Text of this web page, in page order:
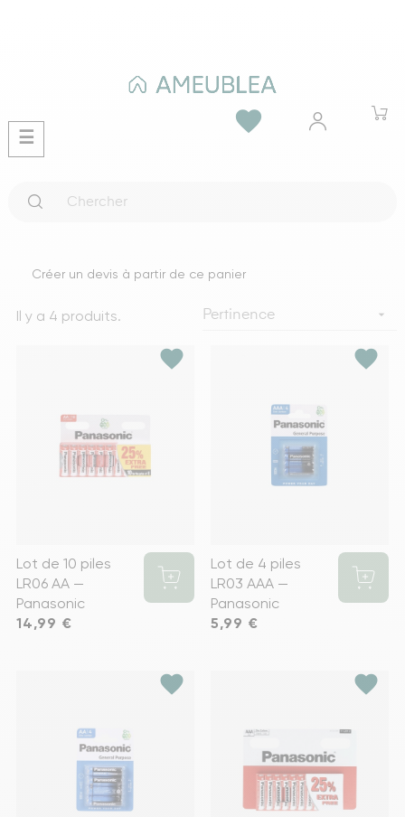
Basculer
la
☰
favorite
Créer un devis à partir de ce panier
Il y a 4 produits. Pertinence 
favorite
Lot de 10 piles
LR06 AA —
Panasonic
Prix
14,99 €
favorite
Lot de 4 piles
LR03 AAA —
Panasonic
Prix
5,99 €
favorite favorite